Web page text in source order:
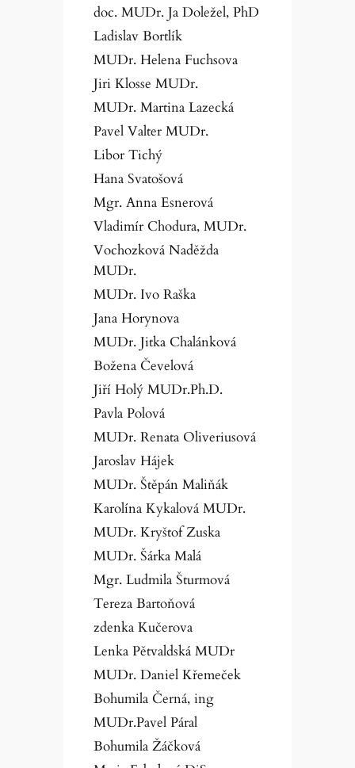
doc. MUDr. Ja Doležel, PhD
Ladislav Bortlík
MUDr. Helena Fuchsova
Jiri Klosse MUDr.
MUDr. Martina Lazecká
Pavel Valter MUDr.
Libor Tichý
Hana Svatošová
Mgr. Anna Esnerová
Vladimír Chodura, MUDr.
Vochozková Naděžda
MUDr.
MUDr. Ivo Raška
Jana Horynova
MUDr. Jitka Chalánková
Božena Čevelová
Jiří Holý MUDr.Ph.D.
Pavla Polová
MUDr. Renata Oliveriusová
Jaroslav Hájek
MUDr. Štěpán Maliňák
Karolína Kykalová MUDr.
MUDr. Kryštof Zuska
MUDr. Šárka Malá
Mgr. Ludmila Šturmová
Tereza Bartoňová
zdenka Kučerova
Lenka Pětvaldská MUDr
MUDr. Daniel Křemeček
Bohumila Černá, ing
MUDr.Pavel Páral
Bohumila Žáčková